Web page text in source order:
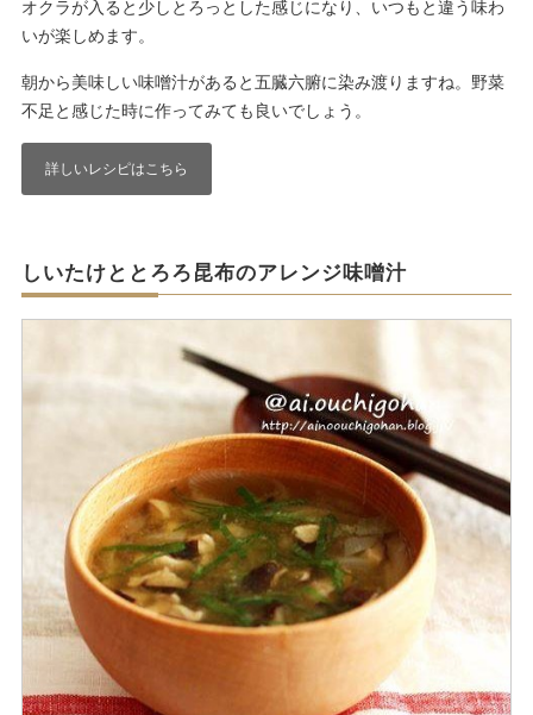
オクラが入ると少しとろっとした感じになり、いつもと違う味わ
いが楽しめます。
朝から美味しい味噌汁があると五臓六腑に染み渡りますね。野菜
不足と感じた時に作ってみても良いでしょう。
詳しいレシピはこちら
しいたけととろろ昆布のアレンジ味噌汁